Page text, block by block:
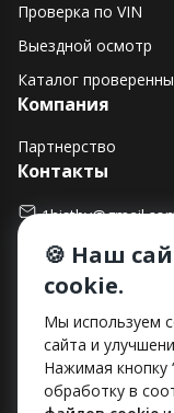
Проверка по VIN
Выездной осмотр
Каталог
Компания
Партнерство
Контакты
+375 (29) 182-90-
г. Минск, ул.
Способы оплаты
🍪 Наш
cookie.
Мы используем
сайта и
Нажимая кнопку
обработку в